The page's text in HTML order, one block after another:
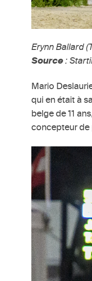
Erynn Ballard
Source :
Mario
qui en était à
belge de 11
concepteur de